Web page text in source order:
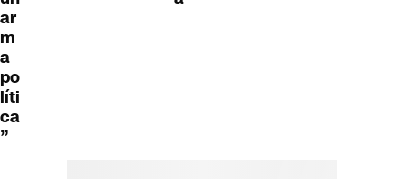
ar
m
a
po
líti
ca
”